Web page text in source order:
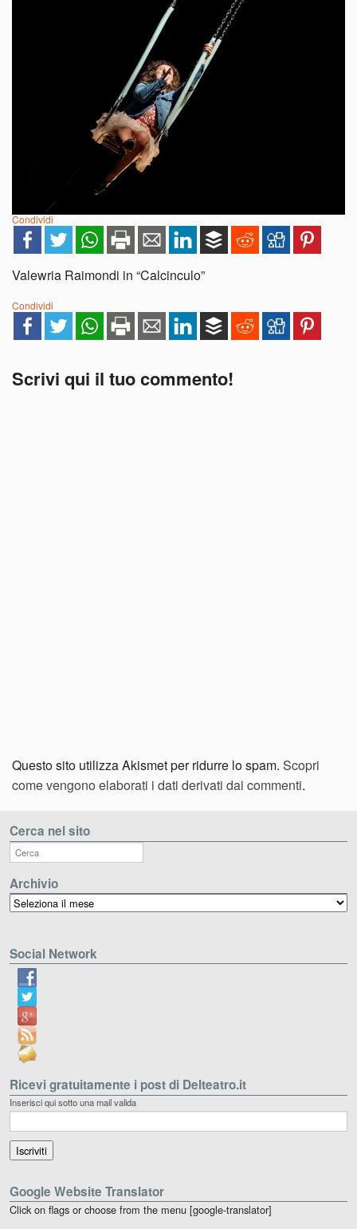
Condividi
Valewria Raimondi in “Calcinculo”
Condividi
Scrivi qui il tuo commento!
Questo sito utilizza Akismet per ridurre lo spam. Scopri
come vengono elaborati i dati derivati dai commenti.
Cerca nel sito
Archivio
Archivio
Social Network
Ricevi gratuitamente i post di Delteatro.it
Inserisci qui sotto una mail valida
Google Website Translator
Click on flags or choose from the menu [google-translator]